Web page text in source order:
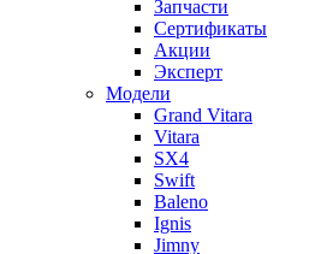
Запчасти
Сертификаты
Акции
Эксперт
Модели
Grand Vitara
Vitara
SX4
Swift
Baleno
Ignis
Jimny